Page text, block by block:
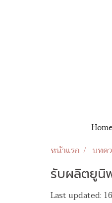
Home
หน้าแรก บทค
รับผลิตยูนิ
Last updated: